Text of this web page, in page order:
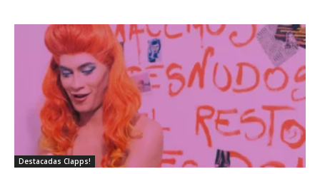
Destacadas Clapps!